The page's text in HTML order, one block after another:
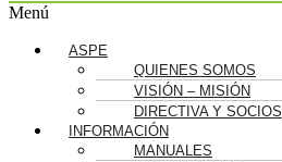
Menú
ASPE
QUIENES SOMOS
VISIÓN – MISIÓN
DIRECTIVA Y SOCIOS
INFORMACIÓN
MANUALES